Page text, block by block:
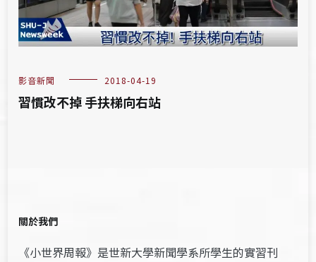
影音新聞 2018-04-19
習慣改不掉 手扶梯向右站
關於我們
《小世界周報》是世新大學新聞學系所學生的實習刊